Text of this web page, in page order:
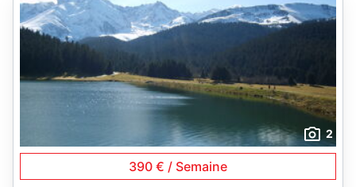
2
390 € / Semaine